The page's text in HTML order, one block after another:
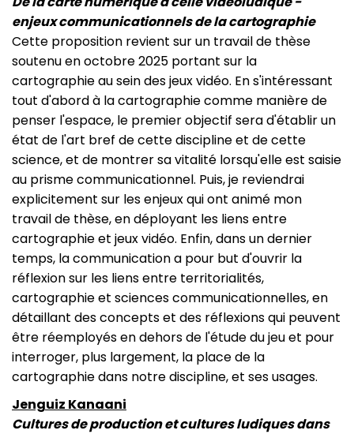
enjeux communicationnels de la cartographie
Cette proposition revient sur un travail de thèse
soutenu en octobre 2025 portant sur la
cartographie au sein des jeux vidéo. En s'intéressant
tout d'abord à la cartographie comme manière de
penser l'espace, le premier objectif sera d'établir un
état de l'art bref de cette discipline et de cette
science, et de montrer sa vitalité lorsqu'elle est saisie
au prisme communicationnel. Puis, je reviendrai
explicitement sur les enjeux qui ont animé mon
travail de thèse, en déployant les liens entre
cartographie et jeux vidéo. Enfin, dans un dernier
temps, la communication a pour but d'ouvrir la
réflexion sur les liens entre territorialités,
cartographie et sciences communicationnelles, en
détaillant des concepts et des réflexions qui peuvent
être réemployés en dehors de l'étude du jeu et pour
interroger, plus largement, la place de la
cartographie dans notre discipline, et ses usages.
Jenguiz Kanaani
Cultures de production et cultures ludiques dans